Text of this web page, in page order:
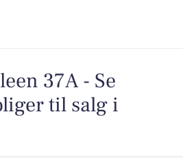
37A - Se
til salg i